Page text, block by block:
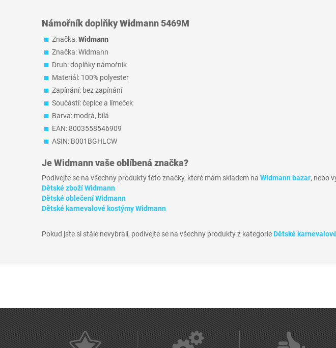
Námořník doplňky Widmann 5469M
Značka:Widmann
Značka: Widmann
Druh: doplňky námořník
Materiál: 100% polyester
Zapínání: bez zapínání
Součástí: čepice a límeček
Barva: modrá, bílá
EAN: 8003558546909
ASIN: B001BGHLCW
JeWidmannvaše oblíbená značka?
Podívejte se na všechny produkty této značky, které mám skladem na Widmann bazar, nebo
Dětské zboží Widmann
Dětské oblečení Widmann
Dětské karnevalové kostýmy Widmann
Pokud jste si stále nevybrali, podívejte se na všechny produkty z kategorieDětské